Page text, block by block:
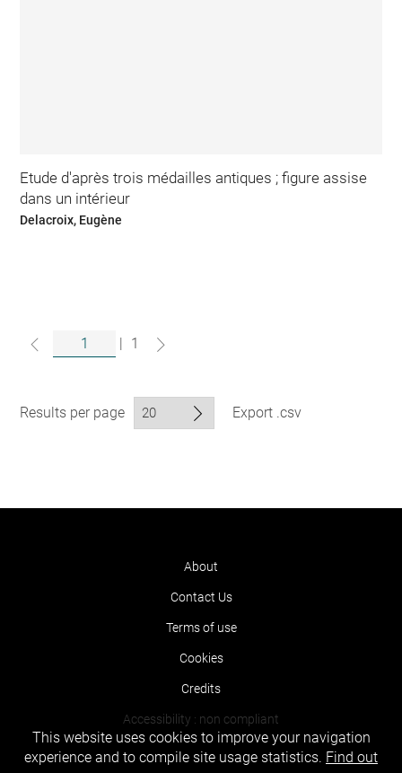
Etude d'après trois médailles antiques ; figure assise
dans un intérieur
Delacroix, Eugène
1
Results per page Export .csv
About
Contact Us
Terms of use
Cookies
Credits
Accessibility : non compliant
This website uses cookies to improve your navigation
experience and to compile site usage statistics. Find out